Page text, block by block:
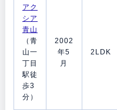
アク
シア
青山
（青
山一
丁目
駅徒
歩3
分）
2002
年5
月
2LDK